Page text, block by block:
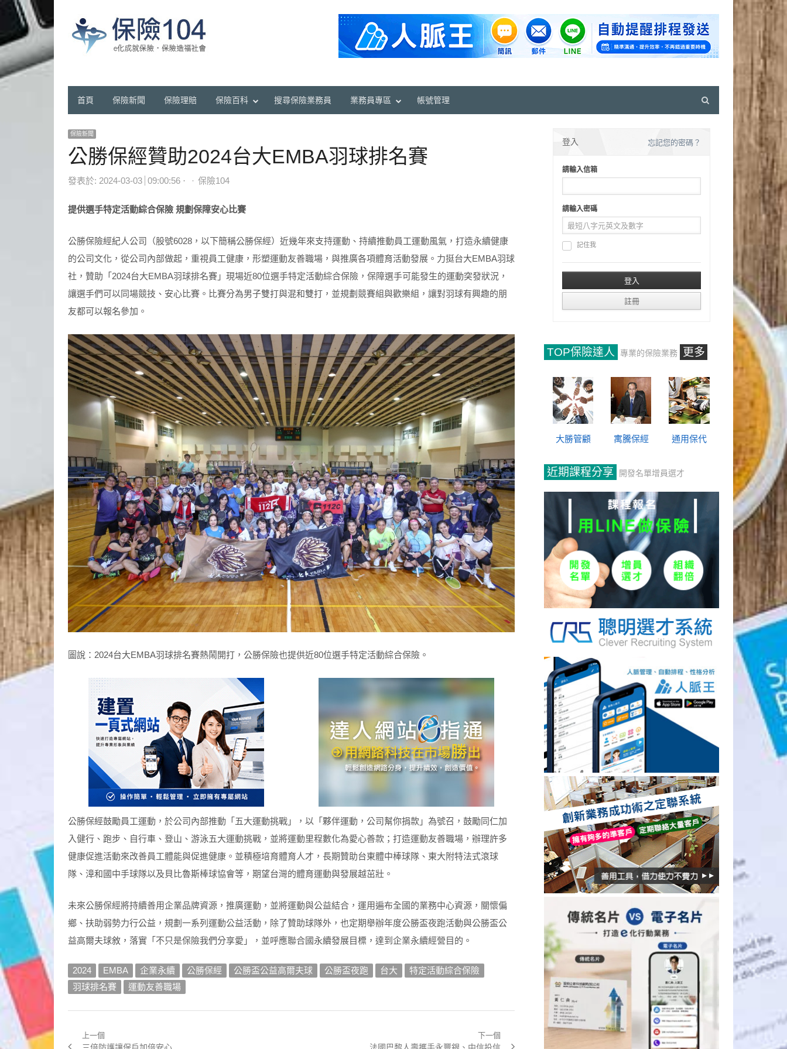
首頁 保險新聞 保險理賠 保險百科 搜尋保險業務員 業務員專區 帳號管理
search
保險新聞
公勝保經贊助2024台大EMBA羽球排名賽
發表於: 2024-03-03 09:00:56 Author
保險104
提供選手特定活動綜合保險 規劃保障安心比賽
公勝保險經紀人公司（股號6028，以下簡稱公勝保經）近幾年來支持運動、持續推動員工運動風氣，打造永續健康
的公司文化，從公司內部做起，重視員工健康，形塑運動友善職場，與推廣各項體育活動發展。力挺台大EMBA羽球
社，贊助「2024台大EMBA羽球排名賽」現場近80位選手特定活動綜合保險，保障選手可能發生的運動突發狀況，
讓選手們可以同場競技、安心比賽。比賽分為男子雙打與混和雙打，並規劃競賽組與歡樂組，讓對羽球有興趣的朋
友都可以報名參加。
圖說：2024台大EMBA羽球排名賽熱鬧開打，公勝保險也提供近80位選手特定活動綜合保險。
公勝保經鼓勵員工運動，於公司內部推動「五大運動挑戰」，以「夥伴運動，公司幫你捐款」為號召，鼓勵同仁加
入健行、跑步、自行車、登山、游泳五大運動挑戰，並將運動里程數化為愛心善款；打造運動友善職場，辦理許多
健康促進活動來改善員工體能與促進健康。並積極培育體育人才，長期贊助台東體中棒球隊、東大附特法式滾球
隊、漳和國中手球隊以及貝比魯斯棒球協會等，期望台灣的體育運動與發展越茁壯。
未來公勝保經將持續善用企業品牌資源，推廣運動，並將運動與公益結合，運用遍布全國的業務中心資源，關懷偏
鄉、扶助弱勢力行公益，規劃一系列運動公益活動，除了贊助球隊外，也定期舉辦年度公勝盃夜跑活動與公勝盃公
益高爾夫球敘，落實「不只是保險我們分享愛」，並呼應聯合國永續發展目標，達到企業永續經營目的。
2024 EMBA 企業永續 公勝保經 公勝盃公益高爾夫球 公勝盃夜跑 台大
特定活動綜合保險
羽球排名賽
運動友善職場
上一個
Previous
下一個
Next
登入 忘記您的密碼？
請輸入信箱
請輸入密碼
記住我
TOP保險達人 專業的保險業務 更多
大勝管顧 寓騰保經 通用保代
近期課程分享 開發名單增員選才